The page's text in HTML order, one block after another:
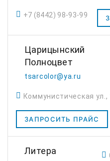
+7 (8442) 98-93-99
Царицынский
Полноцвет
tsarcolor@ya.ru
Коммунистическая ул.,
ЗАПРОСИТЬ ПРАЙС
Литера